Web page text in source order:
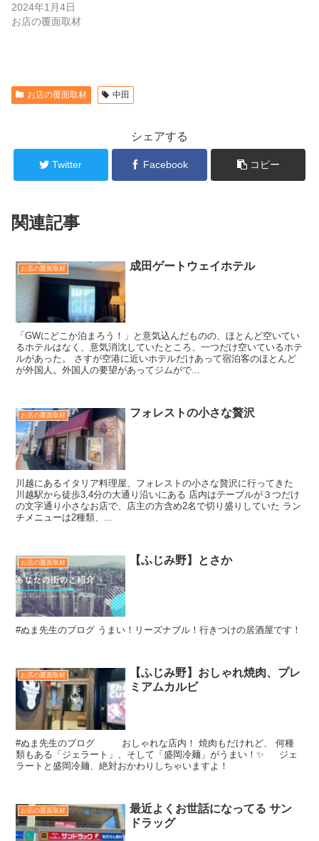
2024年1月4日
お店の覆面取材
お店の覆面取材 中田
シェアする
Twitter Facebook コピー
関連記事
お店の覆面取材 成田ゲートウェイホテル
「GWにどこか泊まろう！」と意気込んだものの、ほとんど空いてい
るホテルはなく、意気消沈していたところ、一つだけ空いているホテ
ルがあった。 さすが空港に近いホテルだけあって宿泊客のほとんど
が外国人。外国人の要望があってジムがで...
お店の覆面取材 フォレストの小さな贅沢
川越にあるイタリア料理屋、フォレストの小さな贅沢に行ってきた
川越駅から徒歩3,4分の大通り沿いにある 店内はテーブルが３つだけ
の文字通り小さなお店で、店主の方含め2名で切り盛りしていた ラン
チメニューは2種類、...
お店の覆面取材 【ふじみ野】とさか
#ぬま先生のブログ うまい！リーズナブル！行きつけの居酒屋です！
お店の覆面取材
【ふじみ野】おしゃれ焼肉、プレ
ミアムカルビ
#ぬま先生のブログ おしゃれな店内！ 焼肉もだけれど、 何種
類もある「ジェラート」、そして「盛岡冷麺」がうまい！✨ ジェ
ラートと盛岡冷麺、絶対おかわりしちゃいますよ！
お店の覆面取材
最近よくお世話になってる サン
ドラッグ